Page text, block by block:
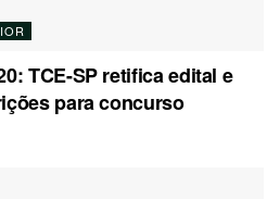
TCE-SP retifica edital e
para concurso